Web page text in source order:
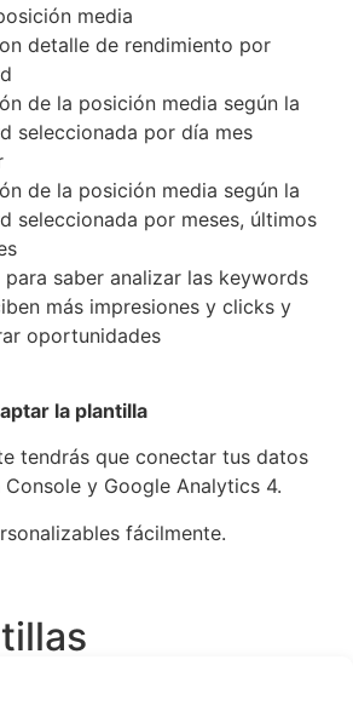
media
detalle de rendimiento por
de la posición media según la
seleccionada por día mes
de la posición media según la
seleccionada por meses, últimos
para saber analizar las keywords
más impresiones y clicks y
oportunidades
la plantilla
tendrás que conectar tus datos
y Google Analytics 4.
fácilmente.